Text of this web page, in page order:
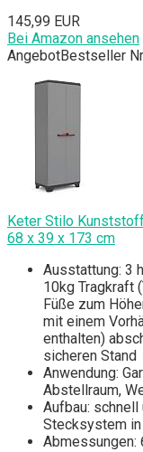
145,99 EUR
Bei Amazon ansehen
AngebotBestseller
Keter Stilo
68 x 39 x 173 cm
Ausstattung: 3
10kg Tragkraft
Füße zum
mit einem
enthalten)
sicheren Stand
Anwendung:
Abstellraum,
Aufbau:
Stecksystem
Abmessungen: